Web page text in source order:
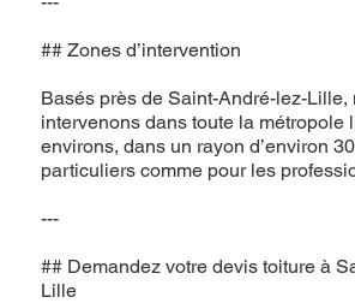
## Zones d’intervention
Basés près de Saint-André-lez-Lille,
intervenons dans toute la métropole
environs, dans un rayon d’environ
particuliers comme pour les
---
## Demandez votre devis toiture à
Lille